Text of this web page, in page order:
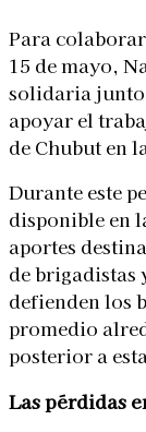
Para
15 de mayo,
solidaria junto
apoyar el
de Chubut en
Durante este
disponible en
aportes
de brigadistas
defienden los
promedio
posterior a
Las pérdidas